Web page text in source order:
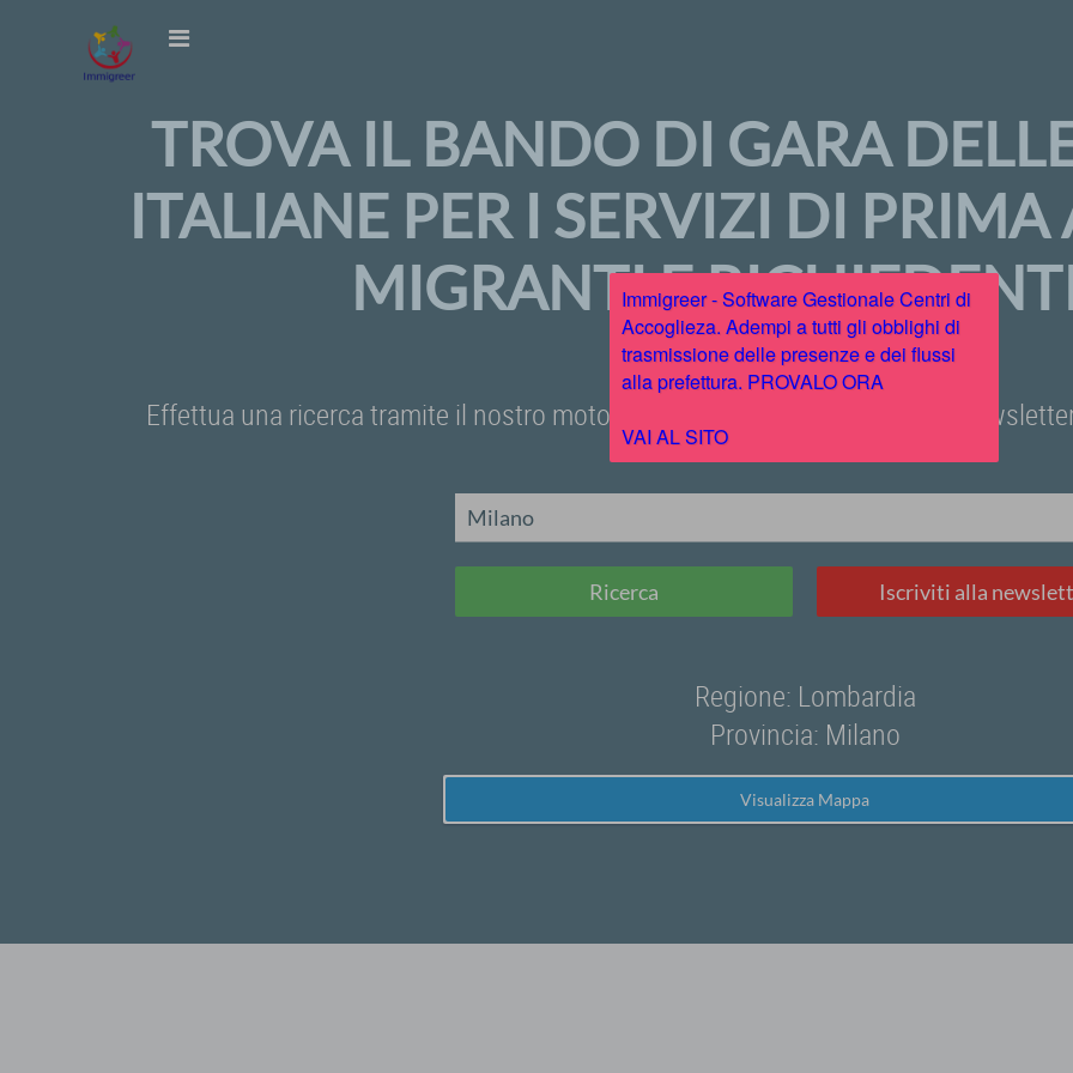
TROVA IL BANDO DI GARA
ITALIANE PER I SERVIZI DI
MIGRANTI E
Effettua una ricerca tramite il nostro motore di ricerca, iscriviti alla nostra
Ricerca Iscriviti alla
Regione: Lombardia
Provincia: Milano
Visualizza Mappa
Immigreer - Software Gestionale Centri di
Accoglieza. Adempi a tutti gli obblighi di
trasmissione delle presenze e dei flussi
alla prefettura. PROVALO ORA
VAI AL SITO